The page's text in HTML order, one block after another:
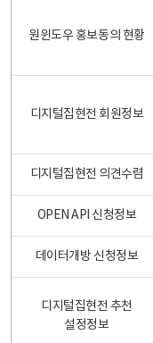
원윈도우 홍보동의 현황
디지털집현전 회원정보
디지털집현전 의견수렴
OPEN API 신청정보
데이터개방 신청정보
디지털집현전 추천
설정정보